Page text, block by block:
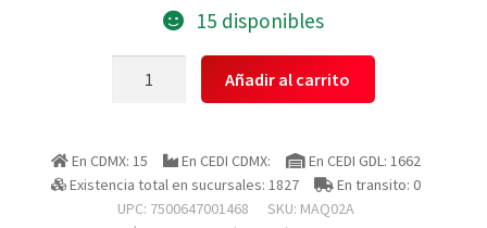
15 disponibles
Alambrico
Color
Añadir al carrito
En CDMX: 15 En CEDI CDMX:
En CEDI GDL: 1662
Existencia total en sucursales: 1827
En transito: 0
UPC: 7500647001468
SKU: MAQ02A